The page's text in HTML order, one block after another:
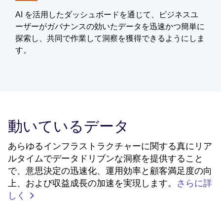
AI を活用したダッシュボードを通じて、ビジネスユ
ーザーがガバナンスの効いたデータを迅速かつ簡単に
探索し、共同で作業して洞察を獲得できるようにしま
す。
動いているデータ
あらゆるインフラストラクチャーに関する真にリア
ルタイムでデータドリブンな洞察を提供すること
で、意思決定の迅速化、運用効率と顧客満足度の向
上、および収益成長の加速を実現します。 さらに詳
しく